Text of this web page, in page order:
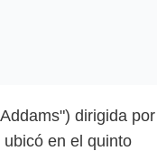
dirigida por
en el quinto